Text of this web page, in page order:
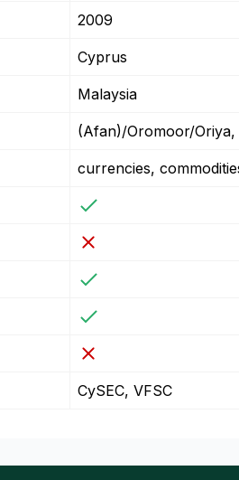
2009
Cyprus
Malaysia
(Afan)/Oromoor/Oriya,
currencies,
CySEC, VFSC